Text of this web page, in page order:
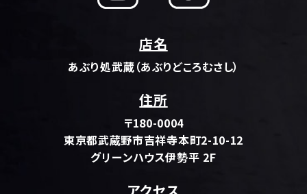
店名
あぶり処武蔵（あぶりどころむさし）
住所
〒180-0004
東京都武蔵野市吉祥寺本町2-10-12
グリーンハウス伊勢平 2F
アクセス